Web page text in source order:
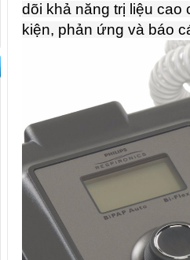
dõi khả năng trị liệu cao
kiện, phản ứng và báo